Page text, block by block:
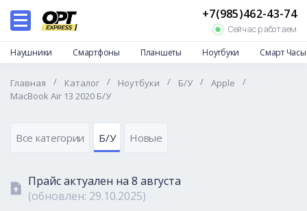
+7(985)462-43-74
Сейчас работаем
Наушники Смартфоны Планшеты Ноутбуки Смарт Часы
Каталог
Отзывы
Доставка и оплата
Частые вопросы
Контакты
Главная / Каталог / Ноутбуки / Б/У / Apple
/
MacBook Air 13 2020 Б/У
Все категории Б/У Новые
Прайс актуален на 8 августа
(обновлен: 29.10.2025)